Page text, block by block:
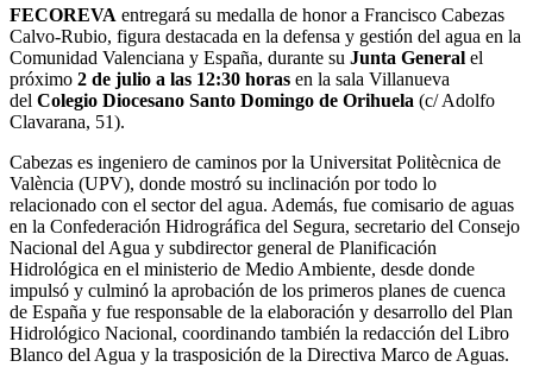
FECOREVA entregará su medalla de honor a Francisco Cabezas
Calvo-Rubio, figura destacada en la defensa y gestión del agua en la
Comunidad Valenciana y España, durante su Junta General el
próximo 2 de julio a las 12:30 horas en la sala Villanueva
del Colegio Diocesano Santo Domingo de Orihuela (c/ Adolfo
Clavarana, 51).
Cabezas es ingeniero de caminos por la Universitat Politècnica de
València (UPV), donde mostró su inclinación por todo lo
relacionado con el sector del agua. Además, fue comisario de aguas
en la Confederación Hidrográfica del Segura, secretario del Consejo
Nacional del Agua y subdirector general de Planificación
Hidrológica en el ministerio de Medio Ambiente, desde donde
impulsó y culminó la aprobación de los primeros planes de cuenca
de España y fue responsable de la elaboración y desarrollo del Plan
Hidrológico Nacional, coordinando también la redacción del Libro
Blanco del Agua y la trasposición de la Directiva Marco de Aguas.